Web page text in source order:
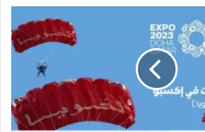
ദോഹയിൽ
ചൊവ്വാഴ്ച
ലഖ്‌വിയ
ഫോഴ്‌സിന്റെ
ആകാശ
സ്റ്റണ്ടുകൾ
കാണാം